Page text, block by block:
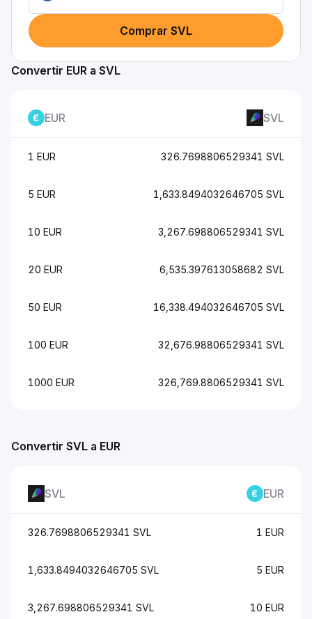
Comprar SVL
Convertir SVL a EUR
SVL EUR
326.7698806529341 SVL 1 EUR
1,633.8494032646705 SVL 5 EUR
3,267.698806529341 SVL 10 EUR
Convertir EUR a SVL
EUR SVL
1 EUR 326.7698806529341 SVL
5 EUR 1,633.8494032646705 SVL
10 EUR 3,267.698806529341 SVL
20 EUR 6,535.397613058682 SVL
50 EUR 16,338.494032646705 SVL
100 EUR 32,676.98806529341 SVL
1000 EUR 326,769.8806529341 SVL